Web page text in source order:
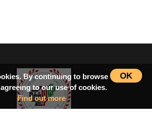
OK
By continuing to browse
to our use of cookies.
Find out more